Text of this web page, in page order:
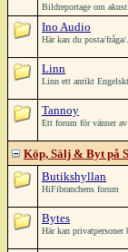
Bildreportage om
Ino Audio
Här kan du posta/
Linn
Linn ett anrikt
Tannoy
Ett forum för vänner
Köp, Sälj & Byt på
Butikshyllan
HiFibranchens forum
Bytes
Här kan